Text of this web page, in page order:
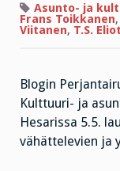
Asunto- ja
Frans Toikkanen,
Viitanen, T.S. Eliot
Blogin
Kulttuuri- ja
Hesarissa 5.5.
vähättelevien ja